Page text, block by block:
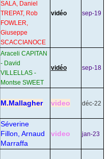
SALA, Daniel
TREPAT, Rob
FOWLER,
Giuseppe
SCACCIANOCE
vidéo sep-19
Araceli CAPITAN
- David
VILLELLAS -
Montse SWEET
vidéo sep-18
M.Mallagher video déc-22
Séverine
Fillon, Arnaud
Marraffa
video jan-23